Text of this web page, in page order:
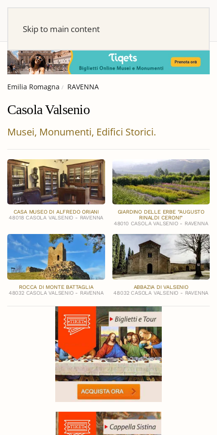
Skip to main content
Emilia Romagna RAVENNA
Casola Valsenio
Musei, Monumenti, Edifici Storici.
CASA MUSEO DI ALFREDO ORIANI
48018 CASOLA VALSENIO - RAVENNA
GIARDINO DELLE ERBE “AUGUSTO
RINALDI CERONI”
48010 CASOLA VALSENIO - RAVENNA
ROCCA DI MONTE BATTAGLIA
48032 CASOLA VALSENIO - RAVENNA
ABBAZIA DI VALSENIO
48032 CASOLA VALSENIO - RAVENNA